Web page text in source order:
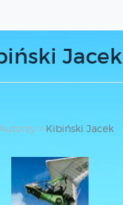
Jacek
Kibiński Jacek